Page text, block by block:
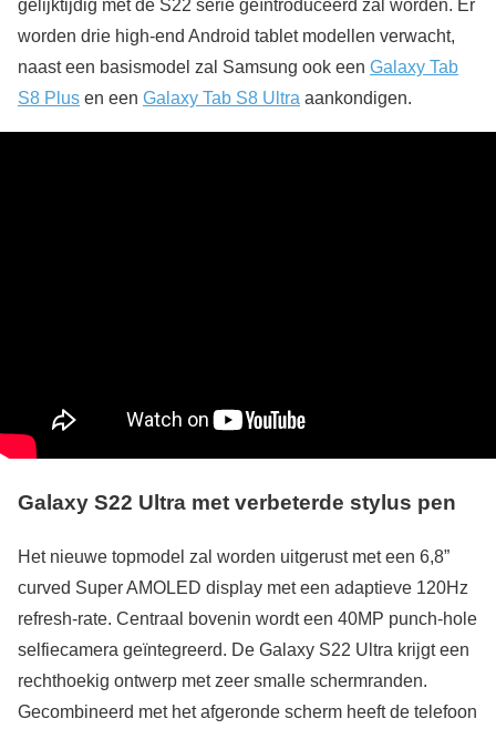
gelijktijdig met de S22 serie geïntroduceerd zal worden. Er
worden drie high-end Android tablet modellen verwacht,
naast een basismodel zal Samsung ook een Galaxy Tab
S8 Plus en een Galaxy Tab S8 Ultra aankondigen.
Galaxy S22 Ultra met verbeterde stylus pen
Het nieuwe topmodel zal worden uitgerust met een 6,8”
curved Super AMOLED display met een adaptieve 120Hz
refresh-rate. Centraal bovenin wordt een 40MP punch-hole
selfiecamera geïntegreerd. De Galaxy S22 Ultra krijgt een
rechthoekig ontwerp met zeer smalle schermranden.
Gecombineerd met het afgeronde scherm heeft de telefoon